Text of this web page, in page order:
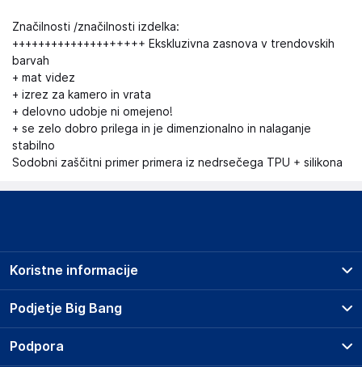
Značilnosti /značilnosti izdelka:
++++++++++++++++++++ Ekskluzivna zasnova v trendovskih
barvah
+ mat videz
+ izrez za kamero in vrata
+ delovno udobje ni omejeno!
+ se zelo dobro prilega in je dimenzionalno in nalaganje
stabilno
Sodobni zaščitni primer primera iz nedrsečega TPU + silikona
Podjetje Big Bang
O podjetju
Koristne informacije
Prodajna mesta
Storitve
Podpora